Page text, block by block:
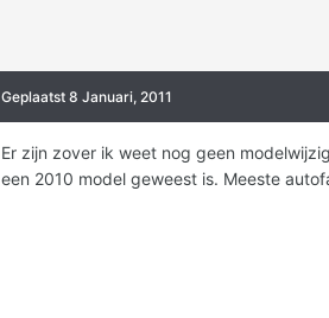
Geplaatst 8 Januari, 2011
Er zijn zover ik weet nog geen
een 2010 model geweest is. Meeste